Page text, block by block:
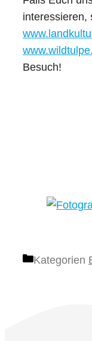
interessieren,
Besuch!
Kategorien